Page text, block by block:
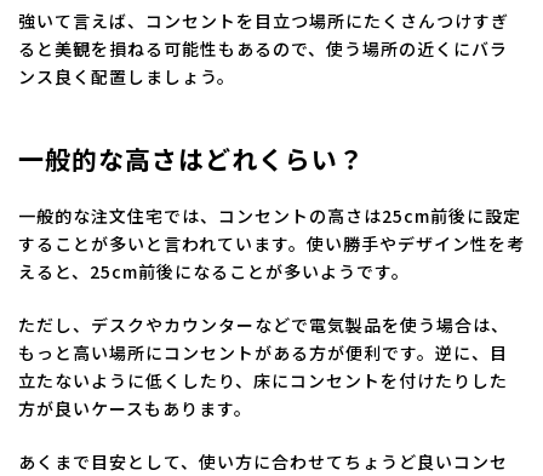
強いて言えば、コンセントを目立つ場所にたくさんつけすぎ
ると美観を損ねる可能性もあるので、使う場所の近くにバラ
ンス良く配置しましょう。
一般的な高さはどれくらい？
一般的な注文住宅では、コンセントの高さは25cm前後に設定
することが多いと言われています。使い勝手やデザイン性を考
えると、25cm前後になることが多いようです。
ただし、デスクやカウンターなどで電気製品を使う場合は、
もっと高い場所にコンセントがある方が便利です。逆に、目
立たないように低くしたり、床にコンセントを付けたりした
方が良いケースもあります。
あくまで目安として、使い方に合わせてちょうど良いコンセ